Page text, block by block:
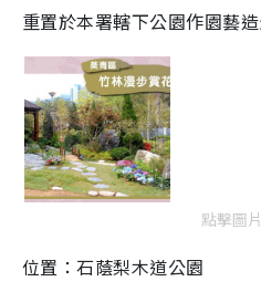
重置於本署轄下公園作園藝
點擊圖
位置：石蔭梨木道公園